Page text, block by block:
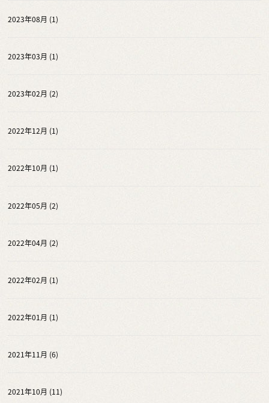
2023年08月 (1)
2023年03月 (1)
2023年02月 (2)
2022年12月 (1)
2022年10月 (1)
2022年05月 (2)
2022年04月 (2)
2022年02月 (1)
2022年01月 (1)
2021年11月 (6)
2021年10月 (11)